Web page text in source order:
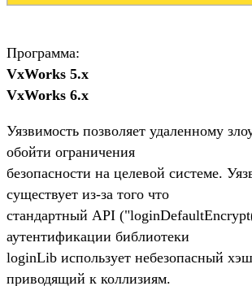
Программа:
VxWorks 5.x
VxWorks 6.x
Уязвимость позволяет удаленному
обойти ограничения
безопасности на целевой системе.
существует из-за того что
стандартный API
аутентификации библиотеки
loginLib использует небезопасный
приводящий к коллизиям.